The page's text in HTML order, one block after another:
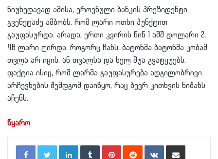
ნიუხედავად ამისა, ეროვნული ბანკის პრეზიდენტი
გვენეტაძე ამბობს, რომ ლარი ოთხი პუნქტით
გაუფასურდა. არადა, ერთი კვირის წინ 1 აშშ დოლარი 2,
48 ლარი ღირდა. როგორც ჩანს, ბატონმა ბატონმა კობამ
თვლა არ იცის, ან თვალსა და ხელ შუა გვატყუებს.
ფაქტია ისიც, რომ ლარმა გაუფასურება ადგილობრივი
არჩევნების შემდგომ დაიწყო, რაც ბევრ კითხვის ნიშანს
აჩენს.
წყარო
LinkedInTumblr PinterestReddit VKontakteShare via Email